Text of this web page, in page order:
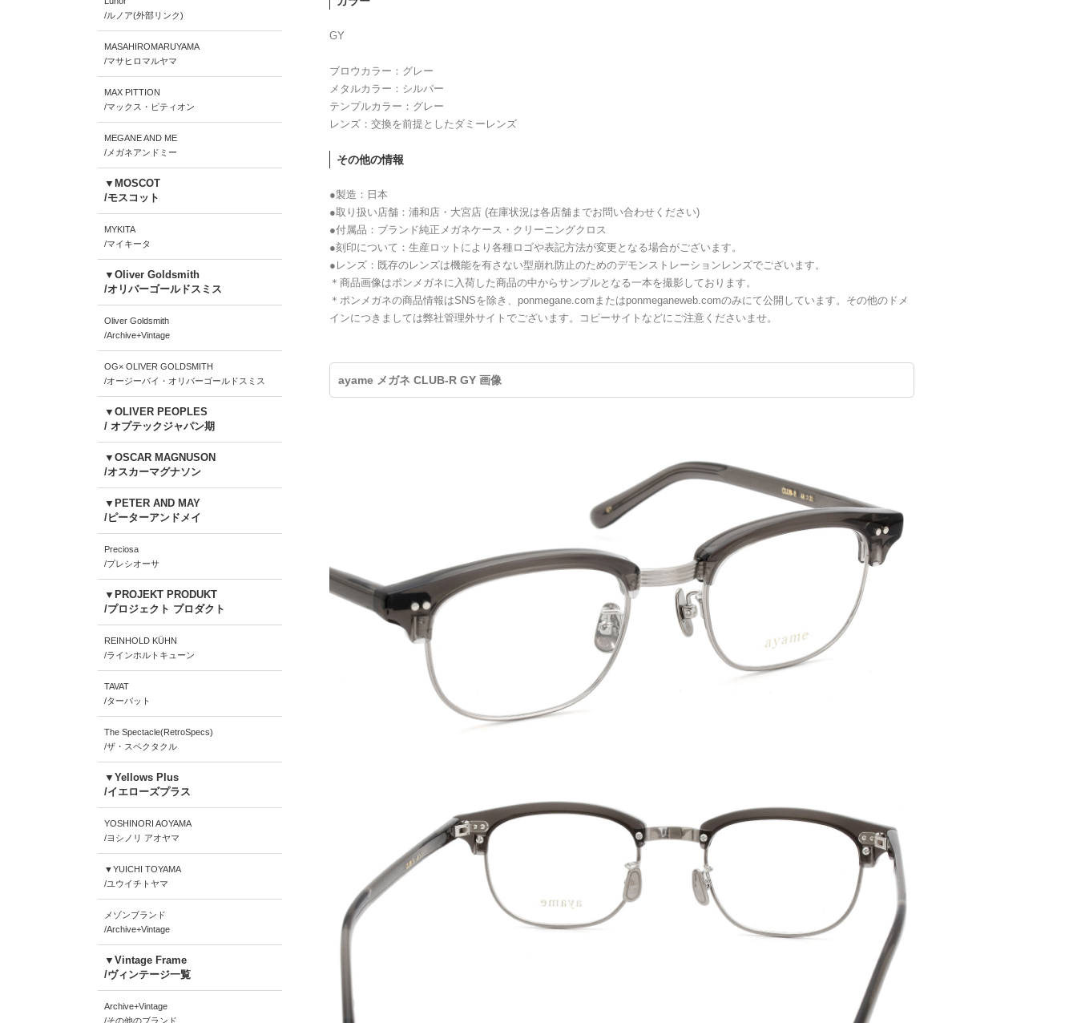
GY
ブロウカラー：グレー
メタルカラー：シルバー
テンプルカラー：グレー
レンズ：交換を前提としたダミーレンズ
その他の情報
●製造：日本
●取り扱い店舗：浦和店・大宮店 (在庫状況は各店舗までお問い合わせください)
●付属品：ブランド純正メガネケース・クリーニングクロス
●刻印について：生産ロットにより各種ロゴや表記方法が変更となる場合がございます。
●レンズ：既存のレンズは機能を有さない型崩れ防止のためのデモンストレーションレンズでございます。
＊商品画像はポンメガネに入荷した商品の中からサンプルとなる一本を撮影しております。
＊ポンメガネの商品情報はSNSを除き、ponmegane.comまたはponmeganeweb.comのみにて公開しています。その他のドメ
インにつきましては弊社管理外サイトでございます。コピーサイトなどにご注意くださいませ。
ayame メガネ CLUB-R GY 画像
/ルノア(外部リンク)
MASAHIROMARUYAMA
/マサヒロマルヤマ
MAX PITTION
/マックス・ピティオン
MEGANE AND ME
/メガネアンドミー
▼MOSCOT
/モスコット
MYKITA
/マイキータ
▼Oliver Goldsmith
/オリバーゴールドスミス
Oliver Goldsmith
/Archive+Vintage
OG× OLIVER GOLDSMITH
/オージーバイ・オリバーゴールドスミス
▼OLIVER PEOPLES
/ オプテックジャパン期
▼OSCAR MAGNUSON
/オスカーマグナソン
▼PETER AND MAY
/ピーターアンドメイ
Preciosa
/プレシオーサ
▼PROJEKT PRODUKT
/プロジェクト プロダクト
REINHOLD KÜHN
/ラインホルトキューン
TAVAT
/ターバット
The Spectacle(RetroSpecs)
/ザ・スペクタクル
▼Yellows Plus
/イエローズプラス
YOSHINORI AOYAMA
/ヨシノリ アオヤマ
▼YUICHI TOYAMA
/ユウイチトヤマ
メゾンブランド
/Archive+Vintage
▼Vintage Frame
/ヴィンテージ一覧
Archive+Vintage
/その他のブランド